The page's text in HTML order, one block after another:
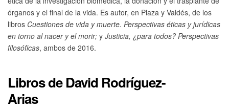
órganos y el final de la vida. Es autor, en Plaza y Valdés, de los
libros Cuestiones de vida y muerte. Perspectivas éticas y jurídicas
en torno al nacer y el morir; y Justicia, ¿para todos? Perspectivas
filosóficas, ambos de 2016.
Libros de David Rodríguez-
Arias